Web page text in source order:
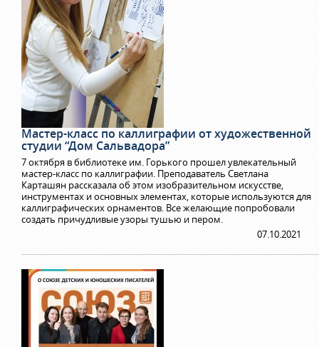
Мастер-класс по каллиграфии от художественной
студии “Дом Сальвадора”
7 октября в библиотеке им. Горького прошел увлекательный
мастер-класс по каллиграфии. Преподаватель Светлана
Карташян рассказала об этом изобразительном искусстве,
инструментах и основных элементах, которые используются для
каллиграфических орнаментов. Все желающие попробовали
создать причудливые узоры тушью и пером.
07.10.2021